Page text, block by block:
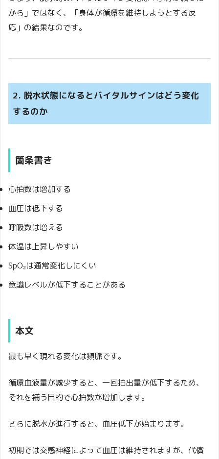
から」ではなく、「身体が循環を維持しようとする反
応」の結果なのです。
2. 脱水状態になるとバイタルサインはどう変化
するのか
箇条書き
心拍数は増加する
血圧は低下する
呼吸数は増える
体温は上昇しやすい
SpO₂は通常変化しにくい
意識レベルが低下することがある
本文
最も早く現れる変化は頻脈です。
循環血液量が減少すると、一回拍出量が低下するため、
それを補う目的で心拍数が増加します。
さらに脱水が進行すると、血圧低下が始まります。
初期では交感神経によって血圧は維持されますが、代償